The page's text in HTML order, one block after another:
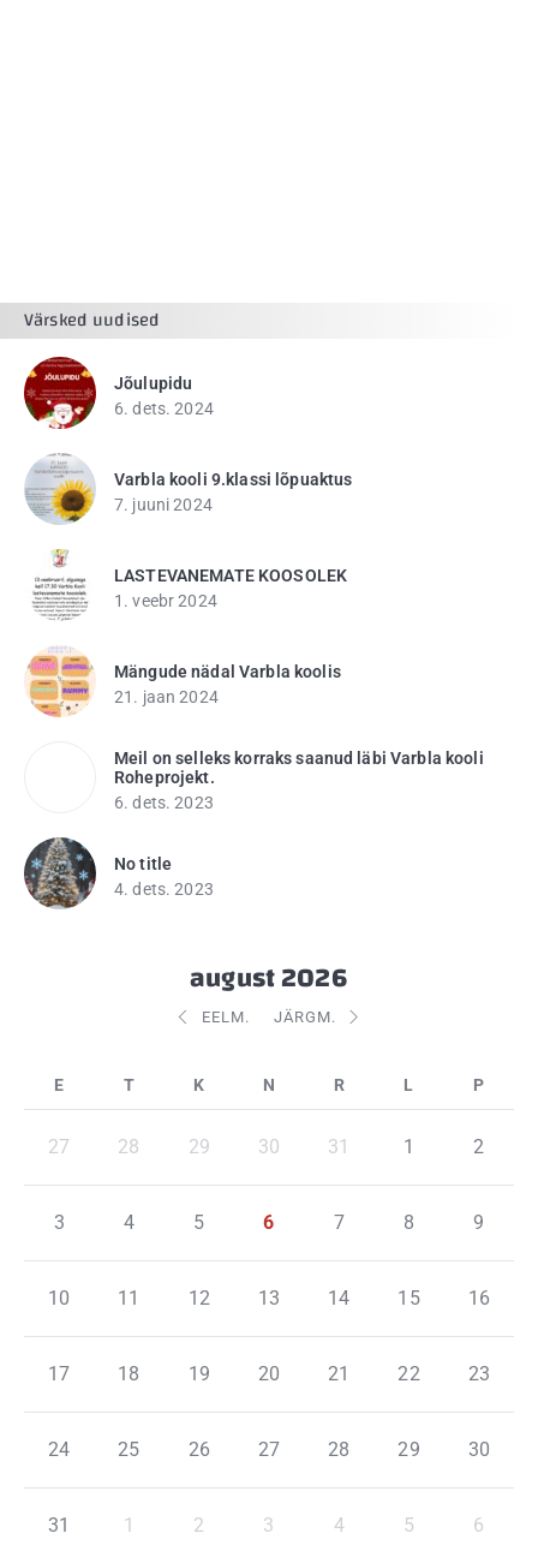
Värsked uudised
Jõulupidu
6. dets. 2024
Varbla kooli 9.klassi lõpuaktus
7. juuni 2024
LASTEVANEMATE KOOSOLEK
1. veebr 2024
Mängude nädal Varbla koolis
21. jaan 2024
Meil on selleks korraks saanud läbi Varbla kooli
Roheprojekt.
6. dets. 2023
No title
4. dets. 2023
EELM.
august 2026
JÄRGM.
27 28 29 30 31 1 2
3 4 5 6 7 8 9
10 11 12 13 14 15 16
17 18 19 20 21 22 23
24 25 26 27 28 29 30
31 1 2 3 4 5 6